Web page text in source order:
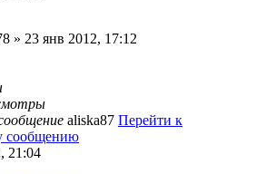
» 23 янв 2012, 17:12
aliska87 Перейти к
сообщению
21:04